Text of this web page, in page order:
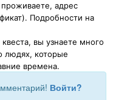
адрес
Подробности на
вы узнаете много
людях, которые
времена.
Войти?